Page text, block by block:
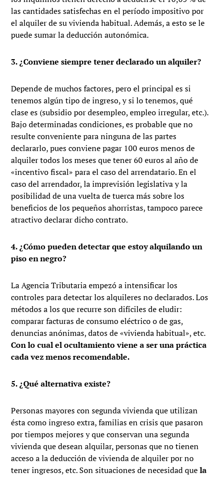
las cantidades satisfechas en el período impositivo por
el alquiler de su vivienda habitual. Además, a esto se le
puede sumar la deducción autonómica.
3. ¿Conviene siempre tener declarado un alquiler?
Depende de muchos factores, pero el principal es si
tenemos algún tipo de ingreso, y si lo tenemos, qué
clase es (subsidio por desempleo, empleo irregular, etc.).
Bajo determinadas condiciones, es probable que no
resulte conveniente para ninguna de las partes
declararlo, pues conviene pagar 100 euros menos de
alquiler todos los meses que tener 60 euros al año de
«incentivo fiscal» para el caso del arrendatario. En el
caso del arrendador, la imprevisión legislativa y la
posibilidad de una vuelta de tuerca más sobre los
beneficios de los pequeños ahorristas, tampoco parece
atractivo declarar dicho contrato.
4. ¿Cómo pueden detectar que estoy alquilando un
piso en negro?
La Agencia Tributaria empezó a intensificar los
controles para detectar los alquileres no declarados. Los
métodos a los que recurre son difíciles de eludir:
comparar facturas de consumo eléctrico o de gas,
denuncias anónimas, datos de «vivienda habitual», etc.
Con lo cual el ocultamiento viene a ser una práctica
cada vez menos recomendable.
5. ¿Qué alternativa existe?
Personas mayores con segunda vivienda que utilizan
ésta como ingreso extra, familias en crisis que pasaron
por tiempos mejores y que conservan una segunda
vivienda que desean alquilar, personas que no tienen
acceso a la deducción de vivienda de alquiler por no
tener ingresos, etc. Son situaciones de necesidad quela